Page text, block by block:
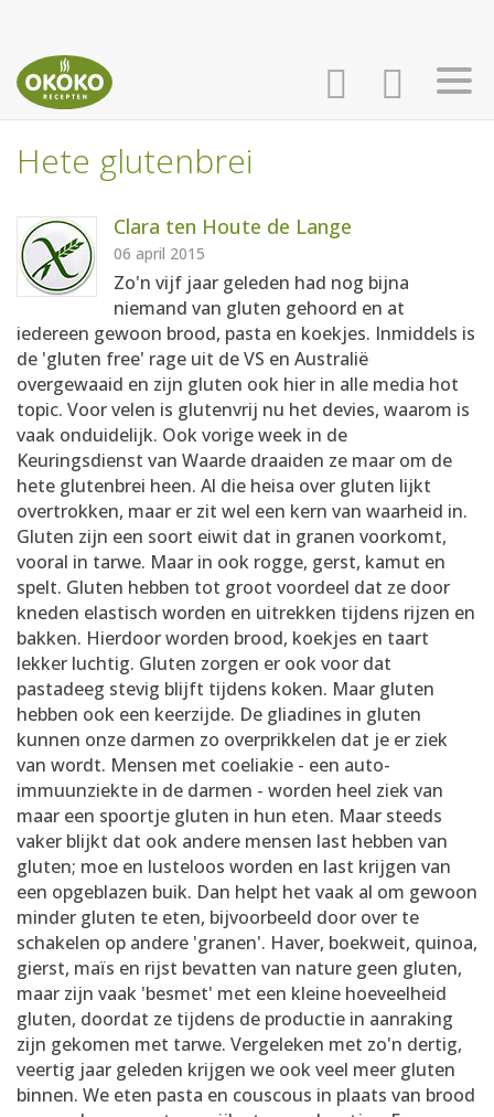
AANMELDEN
HOME
RECEPTEN
WEEKMENU'S
KOOKBOEKEN
Hete glutenbrei
Clara ten Houte de Lange
06 april 2015
Zo'n vijf jaar geleden had nog bijna
niemand van gluten gehoord en at
iedereen gewoon brood, pasta en koekjes. Inmiddels is
de 'gluten free' rage uit de VS en Australië
overgewaaid en zijn gluten ook hier in alle media hot
topic. Voor velen is glutenvrij nu het devies, waarom is
vaak onduidelijk. Ook vorige week in de
Keuringsdienst van Waarde draaiden ze maar om de
hete glutenbrei heen. Al die heisa over gluten lijkt
overtrokken, maar er zit wel een kern van waarheid in.
Gluten zijn een soort eiwit dat in granen voorkomt,
vooral in tarwe. Maar in ook rogge, gerst, kamut en
spelt. Gluten hebben tot groot voordeel dat ze door
kneden elastisch worden en uitrekken tijdens rijzen en
bakken. Hierdoor worden brood, koekjes en taart
lekker luchtig. Gluten zorgen er ook voor dat
pastadeeg stevig blijft tijdens koken. Maar gluten
hebben ook een keerzijde. De gliadines in gluten
kunnen onze darmen zo overprikkelen dat je er ziek
van wordt. Mensen met coeliakie - een auto-
immuunziekte in de darmen - worden heel ziek van
maar een spoortje gluten in hun eten. Maar steeds
vaker blijkt dat ook andere mensen last hebben van
gluten; moe en lusteloos worden en last krijgen van
een opgeblazen buik. Dan helpt het vaak al om gewoon
minder gluten te eten, bijvoorbeeld door over te
schakelen op andere 'granen'. Haver, boekweit, quinoa,
gierst, maïs en rijst bevatten van nature geen gluten,
maar zijn vaak 'besmet' met een kleine hoeveelheid
gluten, doordat ze tijdens de productie in aanraking
zijn gekomen met tarwe. Vergeleken met zo'n dertig,
veertig jaar geleden krijgen we ook veel meer gluten
binnen. We eten pasta en couscous in plaats van brood